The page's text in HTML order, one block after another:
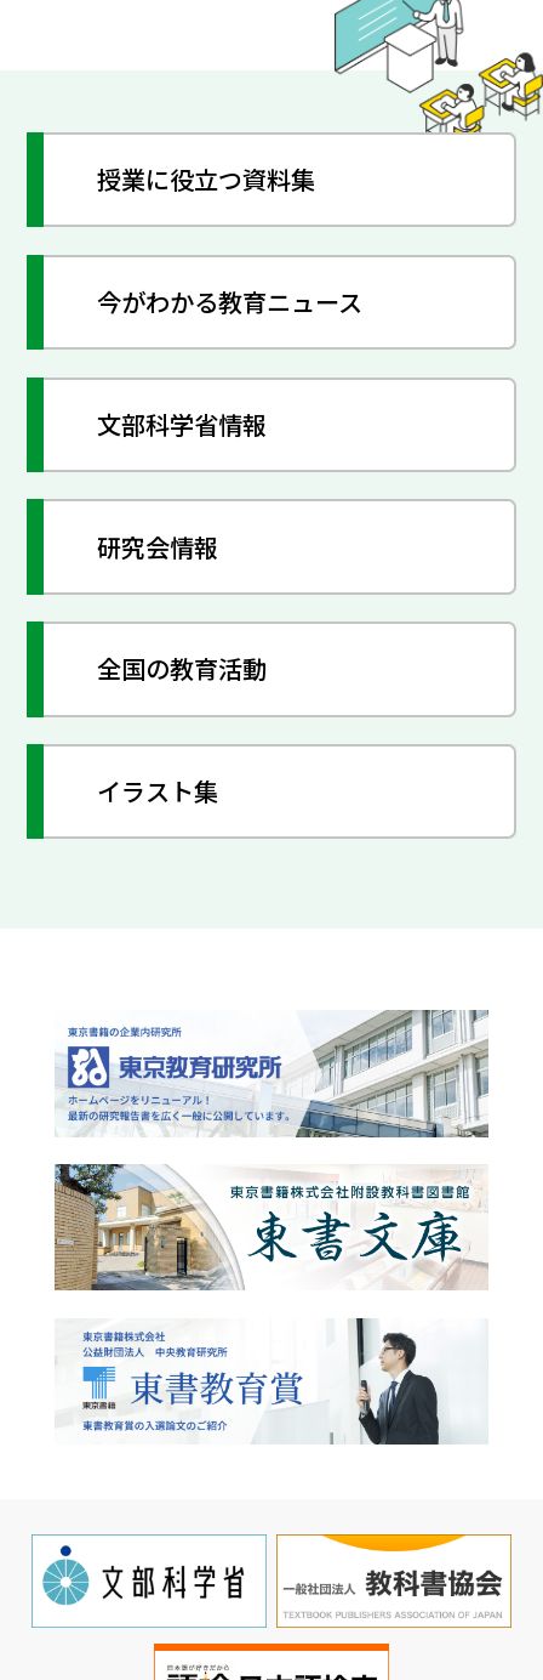
授業に役立つ資料集
今がわかる教育ニュース
文部科学省情報
研究会情報
全国の教育活動
イラスト集